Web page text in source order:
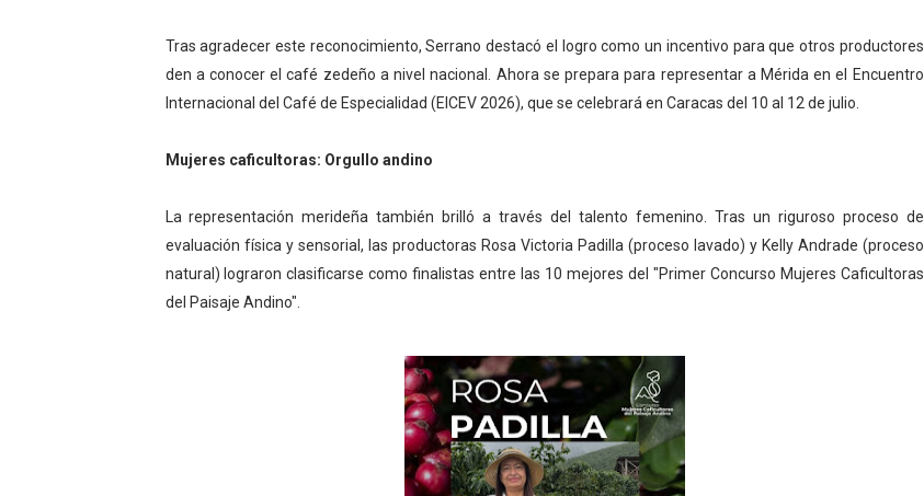
Tras agradecer este reconocimiento, Serrano destacó el logro como un incentivo para que otros productores
den a conocer el café zedeño a nivel nacional. Ahora se prepara para representar a Mérida en el Encuentro
Internacional del Café de Especialidad (EICEV 2026), que se celebrará en Caracas del 10 al 12 de julio.
Mujeres caficultoras: Orgullo andino
La representación merideña también brilló a través del talento femenino. Tras un riguroso proceso de
evaluación física y sensorial, las productoras Rosa Victoria Padilla (proceso lavado) y Kelly Andrade (proceso
natural) lograron clasificarse como finalistas entre las 10 mejores del "Primer Concurso Mujeres Caficultoras
del Paisaje Andino".